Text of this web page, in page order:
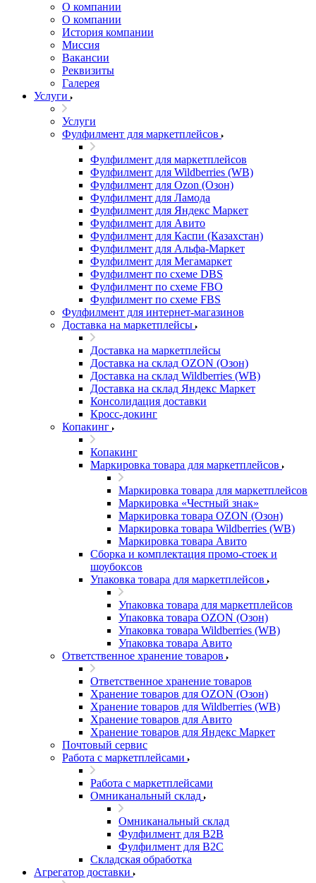
О компании
О компании
История компании
Миссия
Вакансии
Реквизиты
Галерея
Услуги
Услуги
Фулфилмент для маркетплейсов
Фулфилмент для маркетплейсов
Фулфилмент для Wildberries (WB)
Фулфилмент для Ozon (Озон)
Фулфилмент для Ламода
Фулфилмент для Яндекс Маркет
Фулфилмент для Авито
Фулфилмент для Каспи (Казахстан)
Фулфилмент для Альфа-Маркет
Фулфилмент для Мегамаркет
Фулфилмент по схеме DBS
Фулфилмент по схеме FBO
Фулфилмент по схеме FBS
Фулфилмент для интернет-магазинов
Доставка на маркетплейсы
Доставка на маркетплейсы
Доставка на склад OZON (Озон)
Доставка на склад Wildberries (WB)
Доставка на склад Яндекс Маркет
Консолидация доставки
Кросс-докинг
Копакинг
Копакинг
Маркировка товара для маркетплейсов
Маркировка товара для маркетплейсов
Маркировка «Честный знак»
Маркировка товара OZON (Озон)
Маркировка товара Wildberries (WB)
Маркировка товара Авито
Сборка и комплектация промо-стоек и
шоубоксов
Упаковка товара для маркетплейсов
Упаковка товара для маркетплейсов
Упаковка товара OZON (Озон)
Упаковка товара Wildberries (WB)
Упаковка товара Авито
Ответственное хранение товаров
Ответственное хранение товаров
Хранение товаров для OZON (Озон)
Хранение товаров для Wildberries (WB)
Хранение товаров для Авито
Хранение товаров для Яндекс Маркет
Почтовый сервис
Работа с маркетплейсами
Работа с маркетплейсами
Омниканальный склад
Омниканальный склад
Фулфилмент для B2B
Фулфилмент для B2C
Складская обработка
Агрегатор доставки